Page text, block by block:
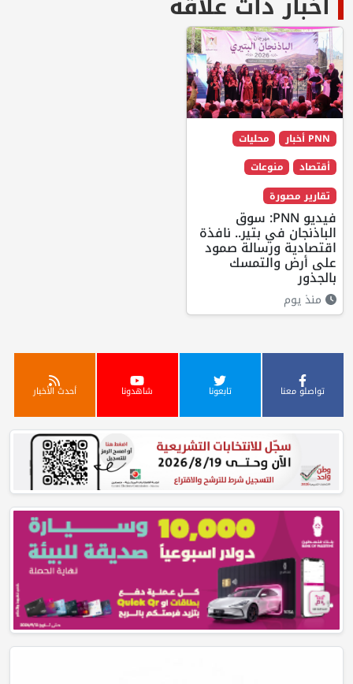
PNN أخبار
محليات
أقتصاد
منوعات
تقارير مصورة
فيديو PNN: سوق
الباذنجان في بتير.. نافذة
اقتصادية ورسالة صمود
على أرض والتمسك
بالجذور
منذ يوم
تواصلو معنا تابعونا شاهدونا أحدث الأخبار